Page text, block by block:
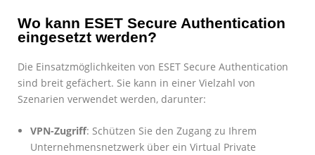
Wo kann ESET Secure Authentication
eingesetzt werden?
Die Einsatzmöglichkeiten von ESET Secure Authentication
sind breit gefächert. Sie kann in einer Vielzahl von
Szenarien verwendet werden, darunter:
VPN-Zugriff: Schützen Sie den Zugang zu Ihrem
Unternehmensnetzwerk über ein Virtual Private